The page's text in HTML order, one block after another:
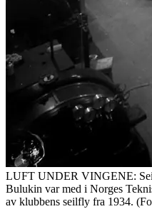
LUFT UNDER VINGENE:
Bulukin var med i Norges
av klubbens seilfly fra 1934.